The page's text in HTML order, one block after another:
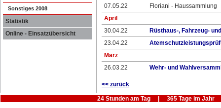
Sonstiges 2008
Statistik
Online - Einsatzübersicht
07.05.22
Floriani - Haussammlung
April
30.04.22
Rüsthaus-, Fahrzeug-
23.04.22
März
26.03.22
Wehr- und
<< zurück
24 Stunden am Tag | 365 Tage im Jahr